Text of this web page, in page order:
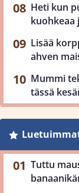
Heti kun
kuohkeaa
Lisää
ahven
Mummi
tässä
Tuttu